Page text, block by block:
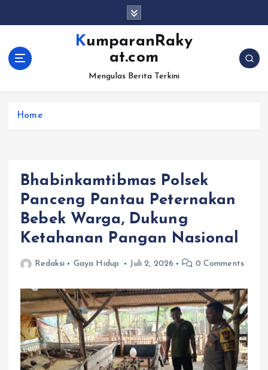
KumparanRaky
at.com
Mengulas Berita Terkini
Home
Bhabinkamtibmas Polsek
Panceng Pantau Peternakan
Bebek Warga, Dukung
Ketahanan Pangan Nasional
Redaksi Gaya Hidup Juli 2, 2026 0 Comments